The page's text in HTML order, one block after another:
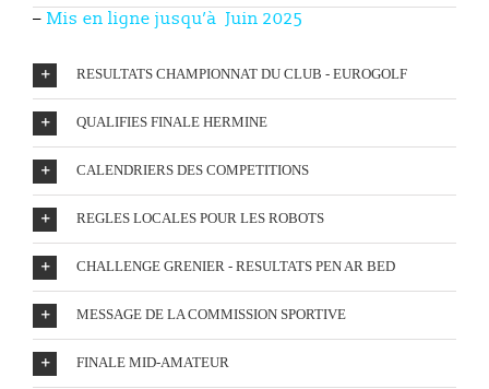
– Mis en ligne jusqu’à Juin 2025
RESULTATS CHAMPIONNAT DU CLUB - EUROGOLF
QUALIFIES FINALE HERMINE
CALENDRIERS DES COMPETITIONS
REGLES LOCALES POUR LES ROBOTS
CHALLENGE GRENIER - RESULTATS PEN AR BED
MESSAGE DE LA COMMISSION SPORTIVE
FINALE MID-AMATEUR